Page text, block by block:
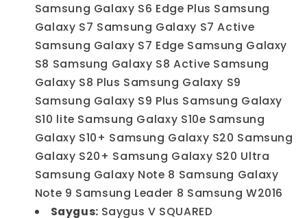
Samsung Galaxy S6 Edge Plus Samsung
Galaxy S7 Samsung Galaxy S7 Active
Samsung Galaxy S7 Edge Samsung Galaxy
S8 Samsung Galaxy S8 Active Samsung
Galaxy S8 Plus Samsung Galaxy S9
Samsung Galaxy S9 Plus Samsung Galaxy
S10 lite Samsung Galaxy S10e Samsung
Galaxy S10+ Samsung Galaxy S20 Samsung
Galaxy S20+ Samsung Galaxy S20 Ultra
Samsung Galaxy Note 8 Samsung Galaxy
Note 9 Samsung Leader 8 Samsung W2016
Saygus: Saygus V SQUARED